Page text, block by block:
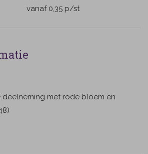
vanaf 0,35 p/st
deelneming met rode bloem en